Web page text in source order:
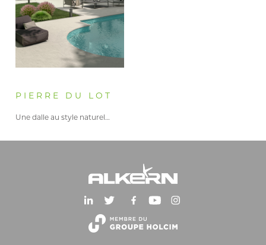
PIERRE DU LOT
Une dalle au style naturel…